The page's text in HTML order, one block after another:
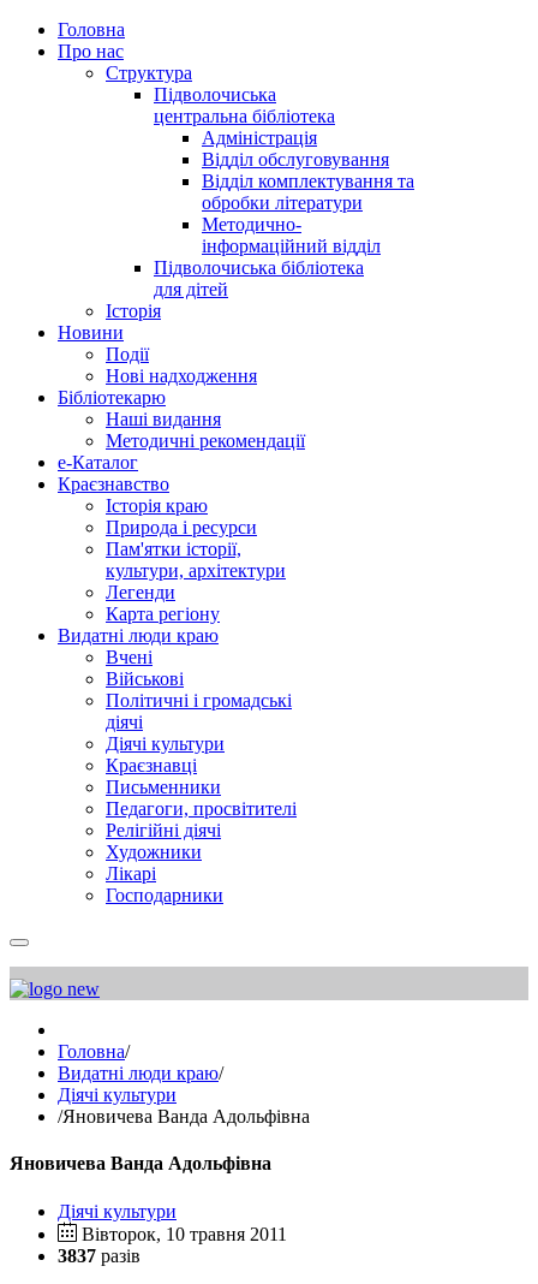
Головна
Про нас
Структура
Підволочиська
центральна бібліотека
Адміністрація
Відділ обслуговування
Відділ комплектування та
обробки літератури
Методично-
інформаційний відділ
Підволочиська бібліотека
для дітей
Історія
Новини
Події
Нові надходження
Бібліотекарю
Наші видання
Методичні рекомендації
e-Каталог
Краєзнавство
Історія краю
Природа і ресурси
Пам'ятки історії,
культури, архітектури
Легенди
Карта регіону
Видатні люди краю
Вчені
Військові
Політичні і громадські
діячі
Діячі культури
Краєзнавці
Письменники
Педагоги, просвітителі
Релігійні діячі
Художники
Лікарі
Господарники
Головна/
Видатні люди краю/
Діячі культури
/Яновичева Ванда Адольфівна
Яновичева Ванда Адольфівна
Діячі культури
Вівторок, 10 травня 2011
3837 разів